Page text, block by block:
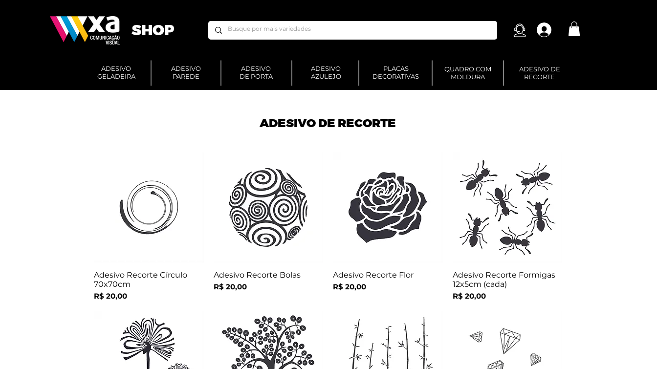
SHOP Login
ADESIVO
GELADEIRA
ADESIVO
DE PORTA
ADESIVO
AZULEJO
PLACAS
DECORATIVAS
QUADRO COM
MOLDURA
ADESIVO
PAREDE
ADESIVO DE
RECORTE
ADESIVO DE RECORTE
Visualização rápida
Adesivo Recorte Círculo
70x70cm
Preço
R$ 20,00
Visualização rápida
Adesivo Recorte Bolas
Preço
R$ 20,00
Visualização rápida
Adesivo Recorte Flor
Preço
R$ 20,00
Visualização rápida
Adesivo Recorte Formigas
12x5cm (cada)
Preço
R$ 20,00